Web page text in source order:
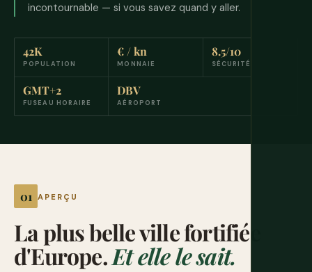
incontournable — si vous savez quand y aller.
42K
POPULATION
€ / kn
MONNAIE
8.5/10
SÉCURITÉ
GMT+2
FUSEAU HORAIRE
DBV
AÉROPORT
APERÇU
La plus belle ville fortifiée
d'Europe.Et elle le sait.